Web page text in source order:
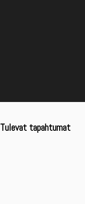
Tulevat tapahtumat